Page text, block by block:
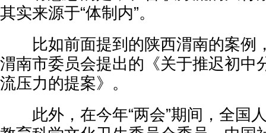
其实来源于“体制内”。
比如前面提到的陕西渭南的案例
渭南市委员会提出的《关于推迟初中
流压力的提案》。
此外，在今年“两会”期间，全国